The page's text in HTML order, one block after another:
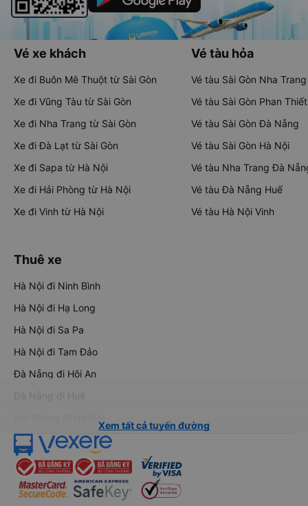
Vé xe khách
Xe đi Buôn Mê Thuột từ Sài Gòn
Xe đi Vũng Tàu từ Sài Gòn
Xe đi Nha Trang từ Sài Gòn
Xe đi Đà Lạt từ Sài Gòn
Xe đi Sapa từ Hà Nội
Xe đi Hải Phòng từ Hà Nội
Xe đi Vinh từ Hà Nội
Vé tàu hỏa
Vé tàu Sài Gòn Nha Trang
Vé tàu Sài Gòn Phan Thiết
Vé tàu Sài Gòn Đà Nẵng
Vé tàu Sài Gòn Hà Nội
Vé tàu Nha Trang Đà
Vé tàu Đà Nẵng Huế
Vé tàu Hà Nội Vinh
Thuê xe
Hà Nội đi Ninh Bình
Hà Nội đi Hạ Long
Hà Nội đi Sa Pa
Hà Nội đi Tam Đảo
Đà Nẵng đi Hội An
Đà Nẵng đi Huế
Xem tất cả tuyến đường